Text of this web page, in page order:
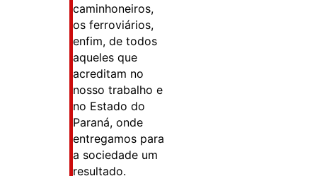
caminhoneiros,
os ferroviários,
enfim, de todos
aqueles que
acreditam no
nosso trabalho e
no Estado do
Paraná, onde
entregamos para
a sociedade um
resultado.